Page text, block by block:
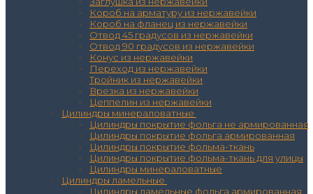
Короб на арматуру из нержавейки
Короб на фланец из нержавейки
Отвод 45 градусов из нержавейки
Отвод 90 градусов из нержавейки
Конус из нержавейки
Переход из нержавейки
Тройник из нержавейки
Врезка из нержавейки
Цеппелин из нержавейки
Цилиндры минераловатные
Цилиндры покрытие фольга не армированная
Цилиндры покрытие фольга армированная
Цилиндры покрытие фольма-ткань
Цилиндры покрытие фольма-ткань для улицы
Цилиндры минераловатные
Цилиндры ламельные
Цилиндры ламельные фольга армированная